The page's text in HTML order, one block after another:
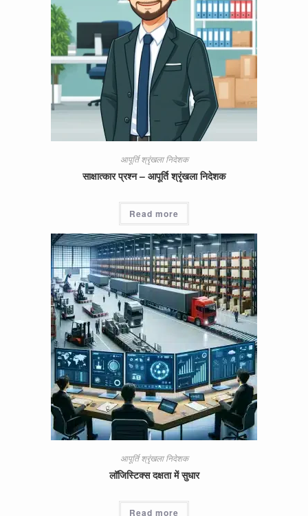
आपूर्ति श्रृंखला निदेशक
साक्षात्कार प्रश्न – आपूर्ति श्रृंखला निदेशक
Read more
आपूर्ति श्रृंखला निदेशक
लॉजिस्टिक्स दक्षता में सुधार
Read more